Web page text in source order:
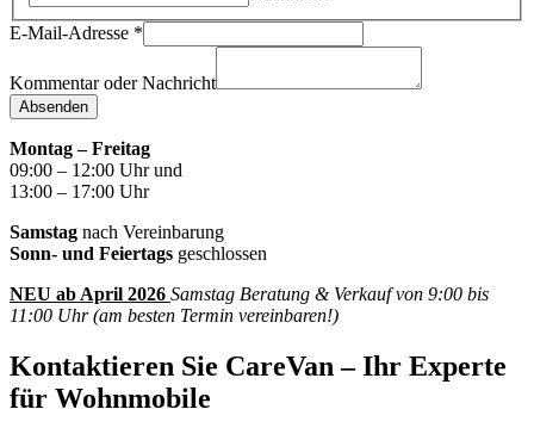
E-Mail-Adresse *
Kommentar oder Nachricht
Absenden
Montag – Freitag
09:00 – 12:00 Uhr und
13:00 – 17:00 Uhr
Samstag nach Vereinbarung
Sonn- und Feiertags geschlossen
NEU ab April 2026 Samstag Beratung & Verkauf von 9:00 bis
11:00 Uhr (am besten Termin vereinbaren!)
Kontaktieren Sie CareVan – Ihr Experte
für Wohnmobile